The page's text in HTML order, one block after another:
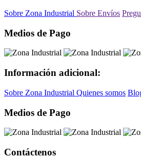
Sobre Zona Industrial Sobre Envíos
Medios de Pago
Información adicional:
Sobre Zona Industrial Quienes somos
Medios de Pago
Contáctenos